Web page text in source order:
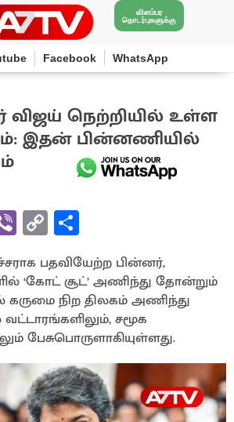
விளம்பர
தொடர்புகளுக்கு
Facebook WhatsApp
விஜய் நெற்றியில் உள்ள
இதன் பின்னணியில்
Vi
b
er
C
o
py
Li
n
k
h
ar
e
பதவியேற்ற பின்னர்,
‘கோட் சூட்’ அணிந்து தோன்றும்
கருமை நிற திலகம் அணிந்து
சமூக
பேசுபொருளாகியுள்ளது.